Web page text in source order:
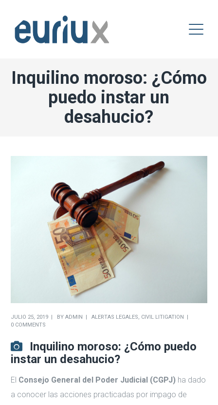
Inquilino moroso: ¿Cómo
puedo instar un
desahucio?
JULIO 25, 2019 BYADMIN ALERTAS LEGALES, CIVIL LITIGATION
0 COMMENTS
Inquilino moroso: ¿Cómo puedo
instar un desahucio?
El Consejo General del Poder Judicial (CGPJ) ha dado
a conocer las acciones practicadas por impago de